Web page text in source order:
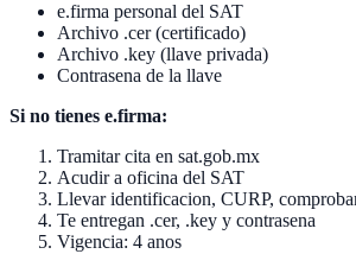
e.firma personal del SAT
Archivo .cer (certificado)
Archivo .key (llave privada)
Contrasena de la llave
Si no tienes e.firma:
Tramitar cita en sat.gob.mx
Acudir a oficina del SAT
Llevar identificacion, CURP,
Te entregan .cer, .key y contrasena
Vigencia: 4 anos